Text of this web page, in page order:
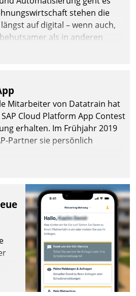
stehen die
auf digital – wenn auch,
als in anderen
Mitarbeiter von Datatrain hat
SAP Cloud Platform App Contest
erhalten. Im Frühjahr 2019
Partner sie persönlich